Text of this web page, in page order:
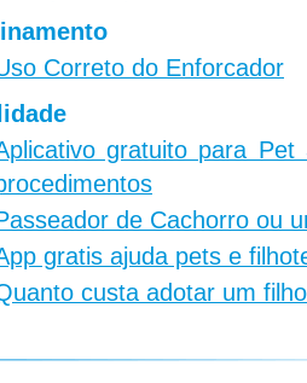
Correto do Enforcador
gratuito para
de Cachorro ou
gratis ajuda pets e
custa adotar um